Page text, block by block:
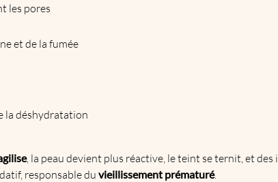
les pores
et de la fumée
la déshydratation
, la peau devient plus réactive, le teint se ternit, et
responsable du vieillissement prématuré.